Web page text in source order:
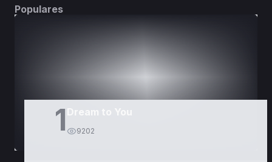
Populares
1 Dream to You
9202